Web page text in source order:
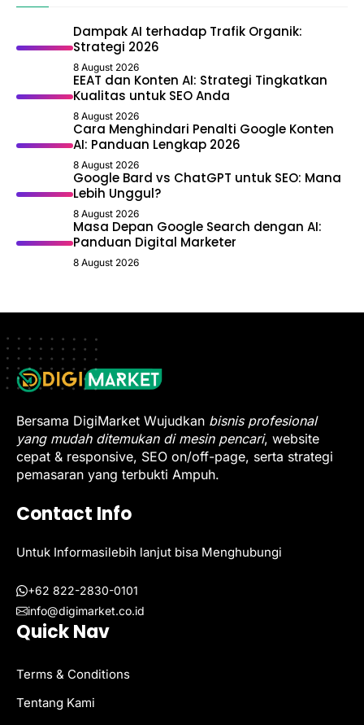
Dampak AI terhadap Trafik Organik:
Strategi 2026
8 August 2026
EEAT dan Konten AI: Strategi Tingkatkan
Kualitas untuk SEO Anda
8 August 2026
Cara Menghindari Penalti Google Konten
AI: Panduan Lengkap 2026
8 August 2026
Google Bard vs ChatGPT untuk SEO: Mana
Lebih Unggul?
8 August 2026
Masa Depan Google Search dengan AI:
Panduan Digital Marketer
8 August 2026
Bersama DigiMarket Wujudkan bisnis profesional
yang mudah ditemukan di mesin pencari, website
cepat & responsive, SEO on/off-page, serta strategi
pemasaran yang terbukti Ampuh.
Contact Info
Untuk Informasilebih lanjut bisa Menghubungi
+62 822-2830-0101
info@digimarket.co.id
Quick Nav
Terms & Conditions
Tentang Kami